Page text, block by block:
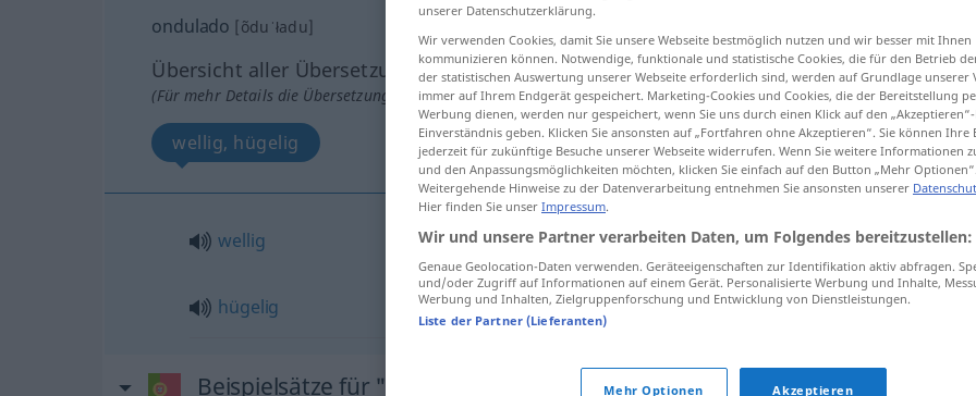
ondulado [õduˈładu]
Übersicht aller Übersetzungen
(Für mehr Details die Übersetzung anklicken/antippen)
wellig, hügelig
wellig onduladocabelo
hügelig onduladoterreno
Beispielsätze für "ondulado"
unserer Datenschutzerklärung.
Wir verwenden Cookies, damit Sie unsere Webseite bestmöglich nutzen und wir besser mit Ihnen
kommunizieren können. Notwendige, funktionale und statistische Cookies, die für den Betrieb
der statistischen Auswertung unserer Webseite erforderlich sind, werden auf Grundlage unserer
immer auf Ihrem Endgerät gespeichert. Marketing-Cookies und Cookies, die der Bereitstellung
Werbung dienen, werden nur gespeichert, wenn Sie uns durch einen Klick auf den
Einverständnis geben. Klicken Sie ansonsten auf „Fortfahren ohne Akzeptieren“. Sie können Ihre
jederzeit für zukünftige Besuche unserer Webseite widerrufen. Wenn Sie weitere Informationen
und den Anpassungsmöglichkeiten möchten, klicken Sie einfach auf den Button „Mehr Optionen“.
Weitergehende Hinweise zu der Datenverarbeitung entnehmen Sie ansonsten unserer
Hier finden Sie unser Impressum.
Wir und unsere Partner verarbeiten Daten, um Folgendes bereitzustellen:
Genaue Geolocation-Daten verwenden. Geräteeigenschaften zur Identifikation aktiv abfragen.
und/oder Zugriff auf Informationen auf einem Gerät. Personalisierte Werbung und Inhalte,
Werbung und Inhalten, Zielgruppenforschung und Entwicklung von Dienstleistungen.
Liste der Partner (Lieferanten)
Mehr Optionen Akzeptieren